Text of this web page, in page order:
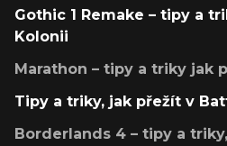
Gothic 1 Remake – tipy a
Kolonii
Marathon – tipy a triky jak
Tipy a triky, jak přežít v
Borderlands 4 – tipy a